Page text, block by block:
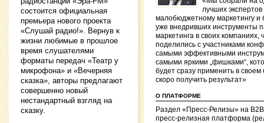
состоится официальная
премьера нового проекта
«Слушай радио!». Вернув к
жизни любимые в прошлое
время слушателями
форматы передач «Театр у
микрофона» и «Вечерняя
сказка», авторы предлагают
совершенно новый
нестандартный взгляд на
сказку.
лучших экспертов
малобюджетному маркетингу и
уже внедривших инструменты
маркетинга в своих компаниях,
поделились с участниками
самыми эффективными
самыми яркими „фишками“,
будет сразу применить в своем
скоро получить результат»
О ПЛАТФОРМЕ
Раздел «Пресс-Релизы» на
пресс-релизная платформа